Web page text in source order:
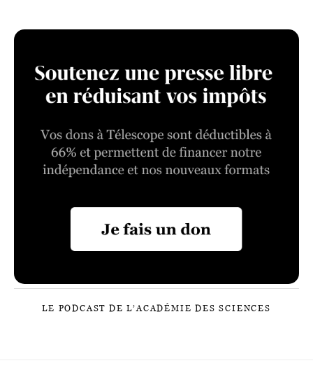
LE PODCAST DE L’ACADÉMIE DES SCIENCES